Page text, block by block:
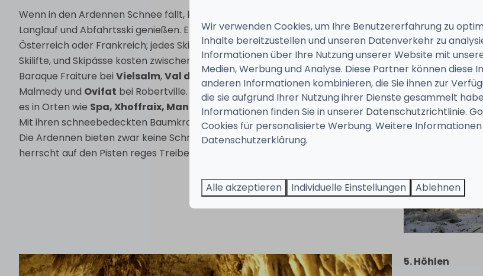
Wenn in den Ardennen Schnee fällt, können Sie an verschiedenen Orten
Langlauf und Abfahrtsski genießen. Erwarten Sie keine Skigebiete wie in
Österreich oder Frankreich; jedes Skigebiet verfügt über einen oder mehrere
Skilifte, und Skipässe kosten zwischen 10 und 15 € pro Tag. Beliebte Gebiete sind
Baraque Fraiture beiVielsalm,Val de Wannebei Trois Ponts,Ferme Libert bei
Malmedy und Ovifat bei Robertville. Überraschend schöne Langlaufloipen gibt
es in Orten wie Spa, Xhoffraix, Manderfeld, Bertrix, Stavelot und St. Hubert.
Mit ihren schneebedeckten Baumkronen bietet sich eine zauberhafte Kulisse.
Die Ardennen bieten zwar keine Schneegarantie, aber sobald Schnee fällt,
herrscht auf den Pisten reges Treiben.
5. Höhlen
Wir verwenden Cookies, um Ihre Benutzererfahrung zu
Inhalte bereitzustellen und unseren Datenverkehr zu
Informationen über Ihre Nutzung unserer Website mit
Medien, Werbung und Analyse. Diese Partner können diese
anderen Informationen kombinieren, die Sie ihnen zur
die sie aufgrund Ihrer Nutzung ihrer Dienste gesammelt
Informationen finden Sie in unserer Datenschutzrichtlinie.
Cookies für personalisierte Werbung. Weitere
Datenschutzerklärung.
Alle akzeptieren Individuelle Einstellungen Ablehnen